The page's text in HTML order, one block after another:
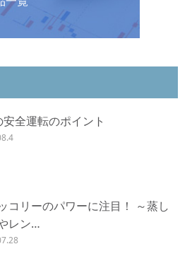
全運転のポイント
コリーのパワーに注目！ ～蒸し
レン…